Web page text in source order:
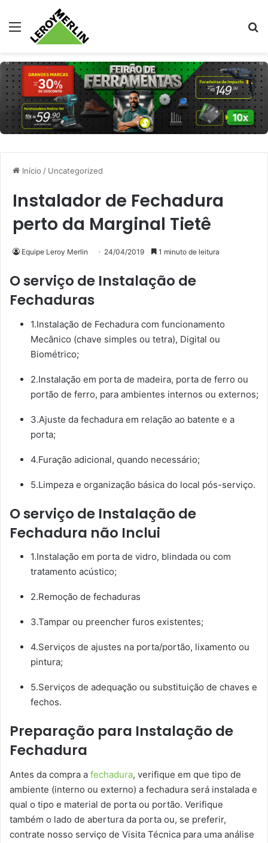
Menu
Início / Uncategorized
Instalador de Fechadura
perto da Marginal Tietê
Equipe Leroy Merlin 24/04/2019 1 minuto de leitura
O serviço de Instalação de
Fechaduras
1.Instalação de Fechadura com funcionamento
Mecânico (chave simples ou tetra), Digital ou
Biométrico;
2.Instalação em porta de madeira, porta de ferro ou
portão de ferro, para ambientes internos ou externos;
3.Ajuste da fechadura em relação ao batente e a
porta;
4.Furação adicional, quando necessário;
5.Limpeza e organização básica do local pós-serviço.
O serviço de Instalação de
Fechadura não Inclui
1.Instalação em porta de vidro, blindada ou com
tratamento acústico;
2.Remoção de fechaduras
3.Tampar ou preencher furos existentes;
4.Serviços de ajustes na porta/portão, lixamento ou
pintura;
5.Serviços de adequação ou substituição de chaves e
fechos.
Preparação para Instalação de
Fechadura
Antes da compra a fechadura, verifique em que tipo de
ambiente (interno ou externo) a fechadura será instalada e
qual o tipo e material de porta ou portão. Verifique
também o lado de abertura da porta ou, se preferir,
contrate nosso serviço de Visita Técnica para uma análise